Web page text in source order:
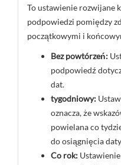
To ustawienie rozwijane
podpowiedzi pomiędzy
początkowymi i
Bez powtórzeń:
podpowiedź
dat.
tygodniowy:
oznacza, że
powielana co
do osiągnięcia
Co rok: Ustawienie